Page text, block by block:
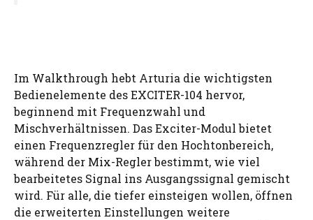
Im Walkthrough hebt Arturia die wichtigsten
Bedienelemente des EXCITER-104 hervor,
beginnend mit Frequenzwahl und
Mischverhältnissen. Das Exciter-Modul bietet
einen Frequenzregler für den Hochtonbereich,
während der Mix-Regler bestimmt, wie viel
bearbeitetes Signal ins Ausgangssignal gemischt
wird. Für alle, die tiefer einsteigen wollen, öffnen
die erweiterten Einstellungen weitere